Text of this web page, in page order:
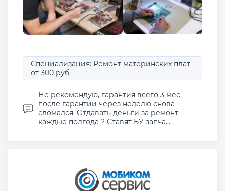
Специализация: Ремонт материнских плат
от 300 руб.
Не рекомендую, гарантия всего 3 мес,
после гарантии через неделю снова
сломался. Отдавать деньги за ремонт
каждые полгода ? Ставят БУ запча...